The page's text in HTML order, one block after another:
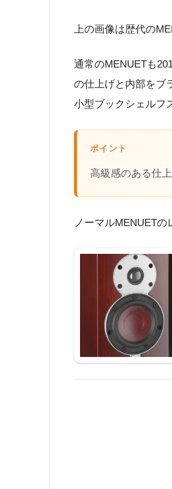
上の画像は歴代の
通常のMENUETも
の仕上げと内部をブ
小型ブックシェルフ
ポイント
高級感のある仕
ノーマルMENUET